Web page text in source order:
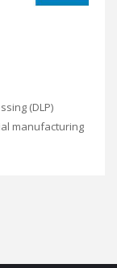
(DLP)
manufacturing